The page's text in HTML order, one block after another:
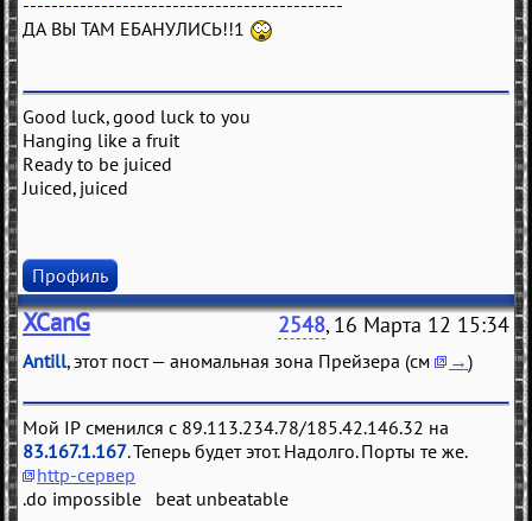
---------------------------------------------
ДА ВЫ ТАМ ЕБАНУЛИСЬ!!1
Good luck, good luck to you
Hanging like a fruit
Ready to be juiced
Juiced, juiced
Профиль
XCanG 2548, 16 Марта 12 15:34
Antill, этот пост — аномальная зона Прейзера (см →)
Мой IP сменился с 89.113.234.78/185.42.146.32 на
83.167.1.167. Теперь будет этот. Надолго. Порты те же.
http-сервер
.do impossible beat unbeatable